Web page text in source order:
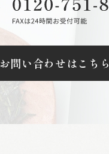
お問い合わせはこちら